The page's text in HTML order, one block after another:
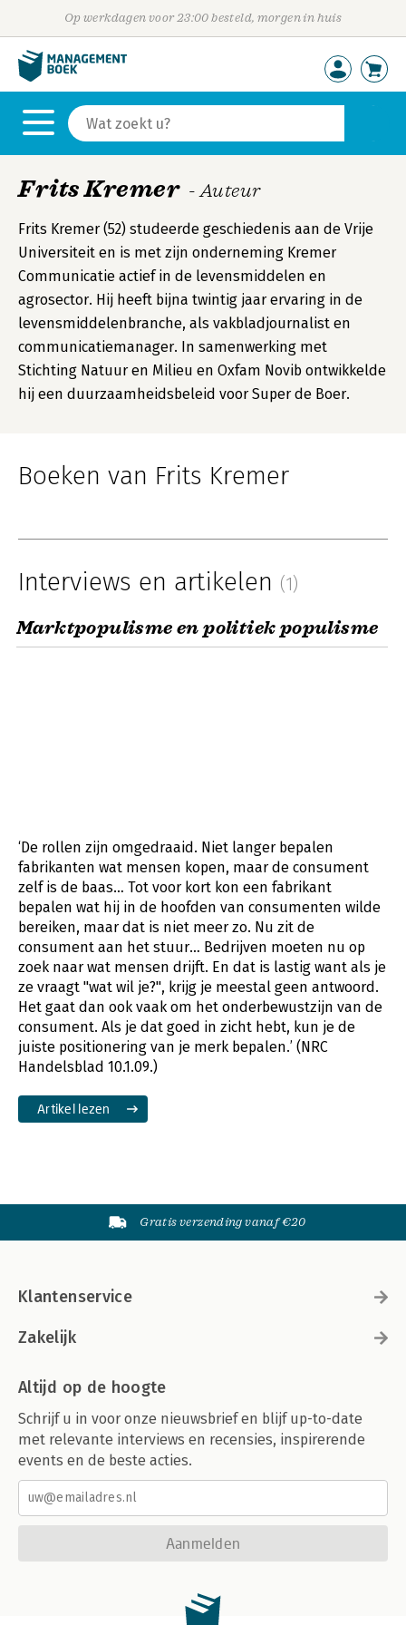
Op werkdagen voor 23:00 besteld, morgen in huis
Frits Kremer - Auteur
Frits Kremer (52) studeerde geschiedenis aan de Vrije
Universiteit en is met zijn onderneming Kremer
Communicatie actief in de levensmiddelen en
agrosector. Hij heeft bijna twintig jaar ervaring in de
levensmiddelenbranche, als vakbladjournalist en
communicatiemanager. In samenwerking met
Stichting Natuur en Milieu en Oxfam Novib ontwikkelde
hij een duurzaamheidsbeleid voor Super de Boer.
Boeken van Frits Kremer
Interviews en artikelen (1)
Marktpopulisme en politiek populisme
‘De rollen zijn omgedraaid. Niet langer bepalen
fabrikanten wat mensen kopen, maar de consument
zelf is de baas… Tot voor kort kon een fabrikant
bepalen wat hij in de hoofden van consumenten wilde
bereiken, maar dat is niet meer zo. Nu zit de
consument aan het stuur… Bedrijven moeten nu op
zoek naar wat mensen drijft. En dat is lastig want als je
ze vraagt "wat wil je?", krijg je meestal geen antwoord.
Het gaat dan ook vaak om het onderbewustzijn van de
consument. Als je dat goed in zicht hebt, kun je de
juiste positionering van je merk bepalen.’ (NRC
Handelsblad 10.1.09.)
Artikel lezen
Gratis verzending vanaf €20
Klantenservice
Zakelijk
Altijd op de hoogte
Schrijf u in voor onze nieuwsbrief en blijf up-to-date
met relevante interviews en recensies, inspirerende
events en de beste acties.
Aanmelden